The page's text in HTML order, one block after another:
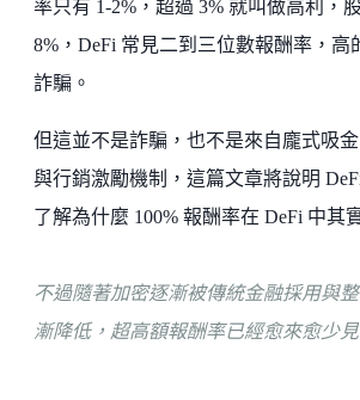
率只有 1-2%，超過 3% 就叫做高利，
8%，DeFi 常見二到三位數報酬率，
詐騙。
但這並不是詐騙，也不是來自龐式吸
與行銷激勵機制，這篇文章將說明
了解為什麼 100% 報酬率在 DeFi 中其
不過隨著加密逐漸被傳統金融採用與
漸降低，超高額報酬率已經愈來愈少見